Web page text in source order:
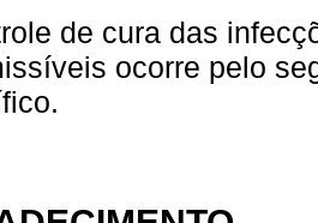
de cura das
ocorre pelo